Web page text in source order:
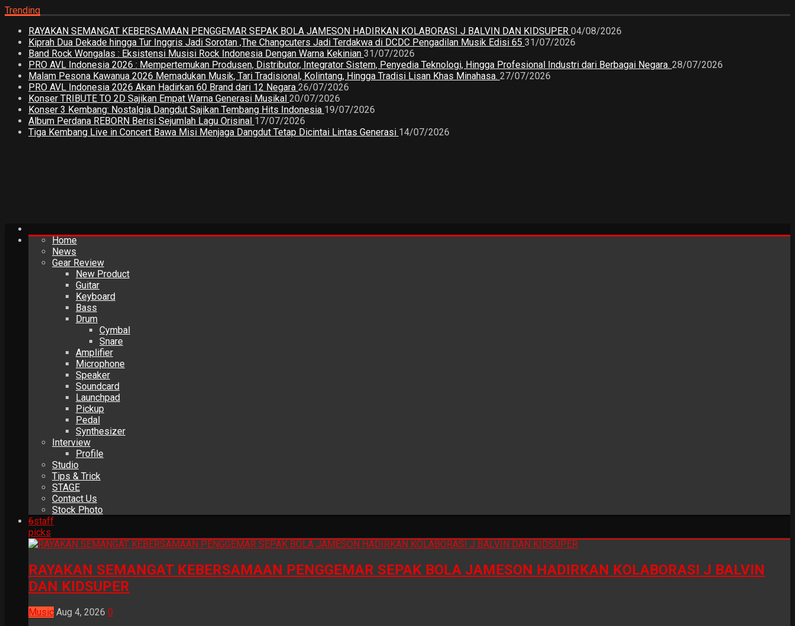
Trending
RAYAKAN SEMANGAT KEBERSAMAAN PENGGEMAR SEPAK BOLA JAMESON HADIRKAN KOLABORASI J BALVIN DAN KIDSUPER 04/08/2026
Kiprah Dua Dekade hingga Tur Inggris Jadi Sorotan ,The Changcuters Jadi Terdakwa di DCDC Pengadilan Musik Edisi 65 31/07/2026
Band Rock Wongalas : Eksistensi Musisi Rock Indonesia Dengan Warna Kekinian 31/07/2026
PRO AVL Indonesia 2026 : Mempertemukan Produsen, Distributor, Integrator Sistem, Penyedia Teknologi, Hingga Profesional Industri dari Berbagai Negara. 28/07/2026
Malam Pesona Kawanua 2026 Memadukan Musik, Tari Tradisional, Kolintang, Hingga Tradisi Lisan Khas Minahasa. 27/07/2026
PRO AVL Indonesia 2026 Akan Hadirkan 60 Brand dari 12 Negara 26/07/2026
Konser TRIBUTE TO 2D Sajikan Empat Warna Generasi Musikal 20/07/2026
Konser 3 Kembang: Nostalgia Dangdut Sajikan Tembang Hits Indonesia 19/07/2026
Album Perdana REBORN Berisi Sejumlah Lagu Orisinal 17/07/2026
Tiga Kembang Live in Concert Bawa Misi Menjaga Dangdut Tetap Dicintai Lintas Generasi 14/07/2026
Home
News
Gear Review
New Product
Guitar
Keyboard
Bass
Drum
Cymbal
Snare
Amplifier
Microphone
Speaker
Soundcard
Launchpad
Pickup
Pedal
Synthesizer
Interview
Profile
Studio
Tips & Trick
STAGE
Contact Us
Stock Photo
6staff
picks
RAYAKAN SEMANGAT KEBERSAMAAN PENGGEMAR SEPAK BOLA JAMESON HADIRKAN KOLABORASI J BALVIN
DAN KIDSUPER
Music Aug 4, 2026 0